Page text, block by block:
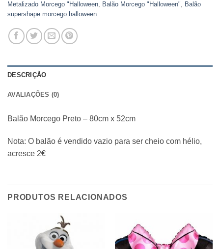
Metalizado Morcego "Halloween, Balão Morcego "Halloween", Balão
supershape morcego halloween
DESCRIÇÃO
AVALIAÇÕES (0)
Balão Morcego Preto – 80cm x 52cm
Nota: O balão é vendido vazio para ser cheio com hélio,
acresce 2€
PRODUTOS RELACIONADOS